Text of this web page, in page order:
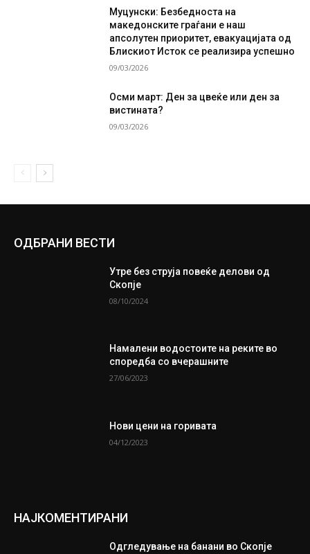
Муцунски: Безбедноста на
македонските граѓани е наш
апсолутен приоритет, евакуацијата од
Блискиот Исток се реализира успешно
09/03/2026
Осми март: Ден за цвеќе или ден за
вистината?
09/03/2026
ОДБРАНИ ВЕСТИ
Утре без струја повеќе делови од
Скопје
08/10/2024
Намалени водостоите на реките во
споредба со вчерашните
27/06/2023
Нови цени на горивата
04/12/2023
НАЈКОМЕНТИРАНИ
Одгледување на банани во Скопје